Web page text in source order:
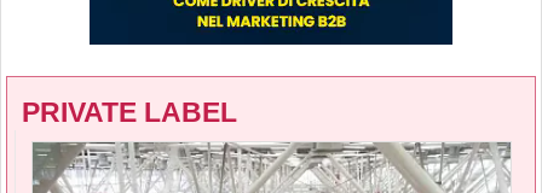
PRIVATE LABEL